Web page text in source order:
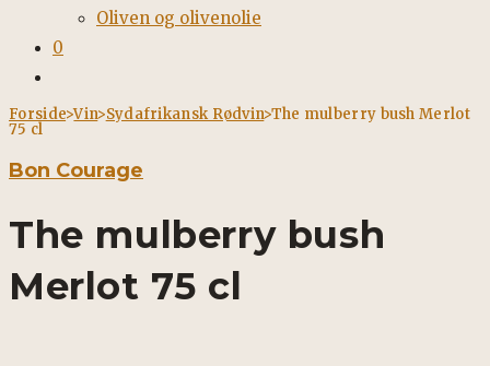
Oliven og olivenolie
0
website
Forside>Vin>Sydafrikansk Rødvin>The mulberry bush Merlot
75 cl
Bon Courage
The mulberry bush
Merlot 75 cl